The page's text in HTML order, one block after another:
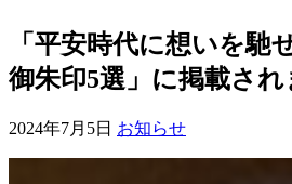
「平安時代に想いを馳
御朱印5選」に掲載され
2024年7月5日 お知らせ